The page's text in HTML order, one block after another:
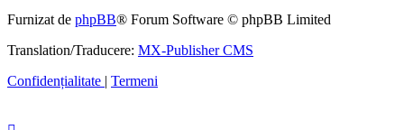
Furnizat de phpBB® Forum Software © phpBB Limited
Translation/Traducere: MX-Publisher CMS
Confidențialitate | Termeni